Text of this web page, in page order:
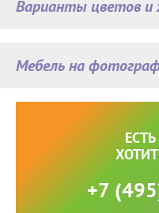
Мебель на
Варианты цветов и
+7